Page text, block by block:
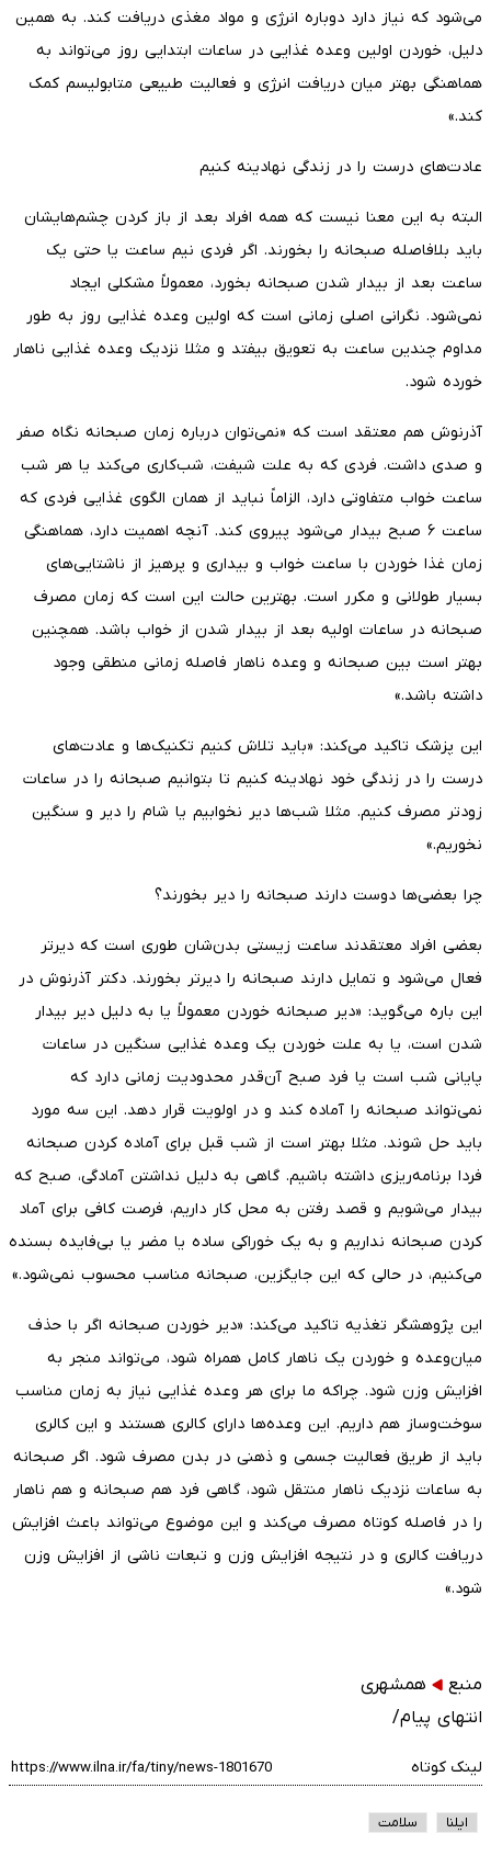
می‌شود که نیاز دارد دوباره انرژی و مواد مغذی دریافت کند. به همین
دلیل، خوردن اولین وعده غذایی در ساعات ابتدایی روز می‌تواند به
هماهنگی بهتر میان دریافت انرژی و فعالیت طبیعی متابولیسم کمک
کند.»
عادت‌های درست را در زندگی نهادینه کنیم
البته به این معنا نیست که همه افراد بعد از باز کردن چشم‌هایشان
باید بلافاصله صبحانه را بخورند. اگر فردی نیم ساعت یا حتی یک
ساعت بعد از بیدار شدن صبحانه بخورد، معمولاً مشکلی ایجاد
نمی‌شود. نگرانی اصلی زمانی است که اولین وعده غذایی روز به طور
مداوم چندین ساعت به تعویق بیفتد و مثلا نزدیک وعده غذایی ناهار
خورده شود.
آذرنوش هم معتقد است که «نمی‌توان درباره زمان صبحانه نگاه صفر
و صدی داشت. فردی که به علت شیفت، شب‌کاری می‌کند یا هر شب
ساعت خواب متفاوتی دارد، الزاماً نباید از همان الگوی غذایی فردی که
ساعت ۶ صبح بیدار می‌شود پیروی کند. آنچه اهمیت دارد، هماهنگی
زمان غذا خوردن با ساعت خواب و بیداری و پرهیز از ناشتایی‌های
بسیار طولانی و مکرر است. بهترین حالت این است که زمان مصرف
صبحانه در ساعات اولیه بعد از بیدار شدن از خواب باشد. همچنین
بهتر است بین صبحانه و وعده ناهار فاصله زمانی منطقی وجود
داشته باشد.»
این پزشک تاکید می‌کند: «باید تلاش کنیم تکنیک‌ها و عادت‌های
درست را در زندگی خود نهادینه کنیم تا بتوانیم صبحانه را در ساعات
زودتر مصرف کنیم. مثلا شب‌ها دیر نخوابیم یا شام را دیر و سنگین
نخوریم.»
چرا بعضی‌ها دوست دارند صبحانه را دیر بخورند؟
بعضی افراد معتقدند ساعت زیستی بدن‌شان طوری است که دیرتر
فعال می‌شود و تمایل دارند صبحانه را دیرتر بخورند. دکتر آذرنوش در
این باره می‌گوید: «دیر صبحانه خوردن معمولاً یا به دلیل دیر بیدار
شدن است، یا به علت خوردن یک وعده غذایی سنگین در ساعات
پایانی شب است یا فرد صبح آن‌قدر محدودیت زمانی دارد که
نمی‌تواند صبحانه را آماده کند و در اولویت قرار ‌دهد. این سه مورد
باید حل شوند. مثلا بهتر است از شب قبل برای آماده کردن صبحانه
فردا برنامه‌ریزی داشته باشیم. گاهی به دلیل نداشتن آمادگی، صبح که
بیدار می‌شویم و قصد رفتن به محل کار داریم، فرصت کافی برای آماد
کردن صبحانه نداریم و به یک خوراکی ساده یا مضر یا بی‌فایده بسنده
می‌کنیم، در حالی که این جایگزین، صبحانه مناسب محسوب نمی‌شود.»
این پژوهشگر تغذیه تاکید می‌کند: «دیر خوردن صبحانه اگر با حذف
میان‌وعده و خوردن یک ناهار کامل همراه شود، می‌تواند منجر به
افزایش وزن شود. چراکه ما برای هر وعده غذایی نیاز به زمان مناسب
سوخت‌وساز هم داریم. این وعده‌ها دارای کالری هستند و این کالری
باید از طریق فعالیت جسمی و ذهنی در بدن مصرف شود. اگر صبحانه
به ساعات نزدیک ناهار منتقل شود، گاهی فرد هم صبحانه و هم ناهار
را در فاصله کوتاه مصرف می‌کند و این موضوع می‌تواند باعث افزایش
دریافت کالری و در نتیجه افزایش وزن و تبعات ناشی از افزایش وزن
شود.»
منبع
همشهری
انتهای پیام/
لینک کوتاه
ایلنا سلامت